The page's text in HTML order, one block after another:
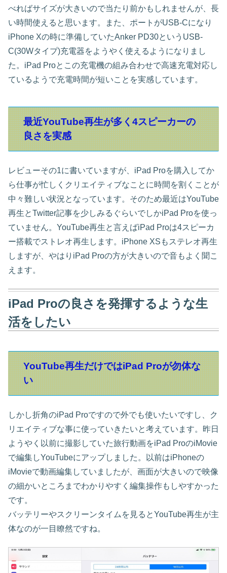
べればサイズが大きいので当たり前かもしれませんが、長
い時間使えると思います。また、ポートがUSB-Cになり
iPhone Xの時に準備していたAnker PD30というUSB-
C(30Wタイプ)充電器をようやく使えるようになりまし
た。iPad Proとこの充電機の組み合わせで高速充電対応し
ているようで充電時間が短いことを実感しています。
最近YouTube再生が多く4スピーカーの
良さを実感
レビューその1に書いていますが、iPad Proを購入してか
ら仕事が忙しくクリエイティブなことに時間を割くことが
中々難しい状況となっています。そのため最近はYouTube
再生とTwitter記事を少しみるぐらいでしかiPad Proを使っ
ていません。YouTube再生と言えばiPad Proは4スピーカ
ー搭載でストレオ再生します。iPhone XSもステレオ再生
しますが、やはりiPad Proの方が大きいので音もよく聞こ
えます。
iPad Proの良さを発揮するような生
活をしたい
YouTube再生だけではiPad Proが勿体な
い
しかし折角のiPad Proですので外でも使いたいですし、ク
リエイティブな事に使っていきたいと考えています。昨日
ようやく以前に撮影していた旅行動画をiPad ProのiMovie
で編集しYouTubeにアップしました。以前はiPhoneの
iMovieで動画編集していましたが、画面が大きいので映像
の細かいところまでわかりやすく編集操作もしやすかった
です。
バッテリーやスクリーンタイムを見るとYouTube再生が主
体なのが一目瞭然ですね。